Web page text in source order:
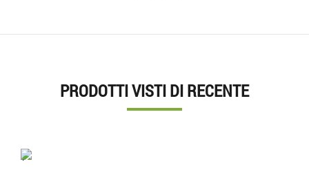
PRODOTTI VISTI DI RECENTE
'.'